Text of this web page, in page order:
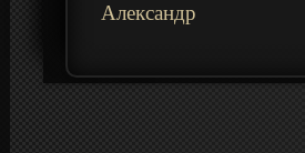
Александр